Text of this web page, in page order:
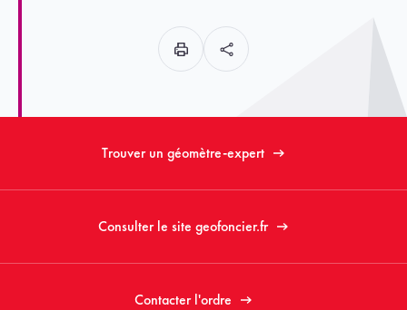
Trouver un géomètre-expert
Consulter le site geofoncier.fr
Contacter l'ordre